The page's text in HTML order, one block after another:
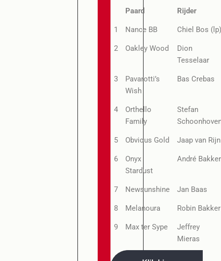
Paard Rijder
1 Nance BB Chiel Bos
2 Oakley Wood
Dion
Tesselaar
3
Pavarotti’s
Wish
Bas Crebas
4
Orthello
Family
Stefan
5 Obvious Gold Jaap van Rijn
6
Onyx
Stardust
André Bakker
7 Newsunshine Jan Baas
8 Melanoura Robin Bakker
9 Max ter Sype
Jeffrey
Mieras